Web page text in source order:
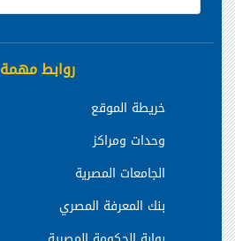
روابط مهمة
خريطة الموقع
وحدات ومراكز
الجامعات المصرية
بنك المعرفة المصري